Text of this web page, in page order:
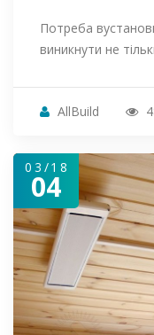
Потреба
виникнути не
AllBuild
03/18
04